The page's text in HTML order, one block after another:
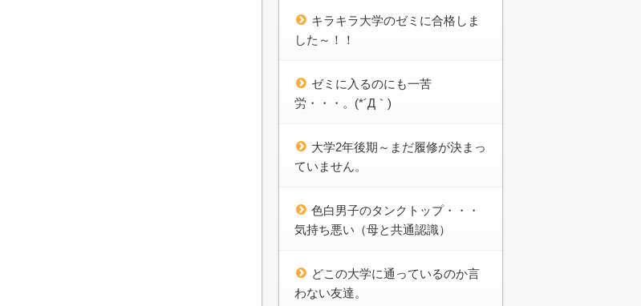
キラキラ大学のゼミに合格しま
した～！！
ゼミに入るのにも一苦
労・・・。(*´Д｀)
大学2年後期～まだ履修が決まっ
ていません。
色白男子のタンクトップ・・・
気持ち悪い（母と共通認識）
どこの大学に通っているのか言
わない友達。